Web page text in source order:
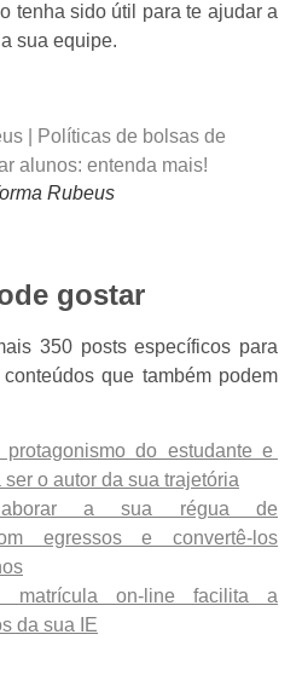
tenha sido útil para te ajudar a
sua equipe.
Rubeus
gostar
350 posts específicos para
que também podem
do estudante e
o autor da sua trajetória
a sua régua de
egressos e convertê-los
matrícula on-line facilita a
da sua IE